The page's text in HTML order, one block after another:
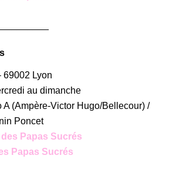
69002 Lyon
au dimanche
A (Ampère-Victor Hugo/Bellecour) /
Poncet
Papas Sucrés
Papas Sucrés